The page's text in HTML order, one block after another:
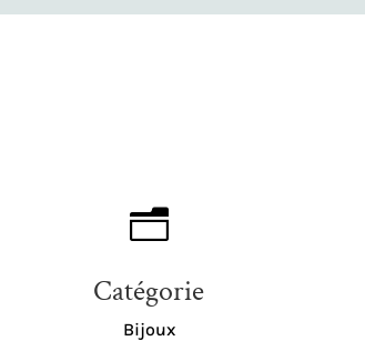
n
Catégorie
Bijoux